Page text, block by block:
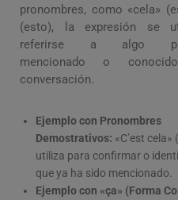
pronombres, como «cela»
(esto), la expresión se
referirse a algo
mencionado o
conversación.
Ejemplo con Pronombres
Demostrativos: «C’est cela»
utiliza para confirmar o
que ya ha sido mencionado.
Ejemplo con «ça» (Forma